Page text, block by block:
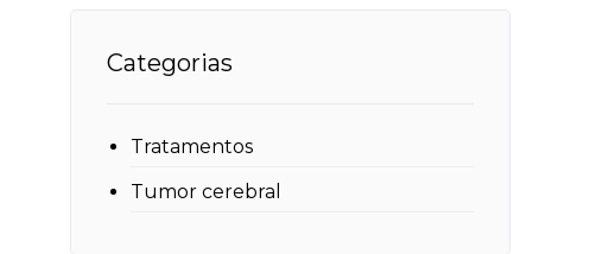
Categorias
Tratamentos
Tumor cerebral